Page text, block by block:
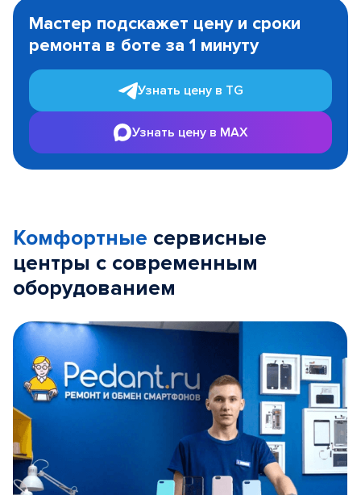
1
Мастер подскажет цену и сроки
ремонта в боте за 1 минуту
Узнать цену в TG
Узнать цену в MAX
Комфортные сервисные
центры с современным
оборудованием